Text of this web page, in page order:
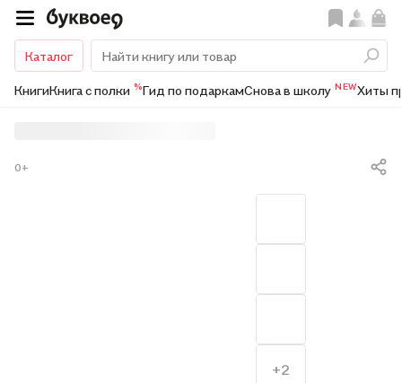
Каталог
КнигиКнига с полки %Гид по подаркамСнова в школу NEWХиты
0+
+2